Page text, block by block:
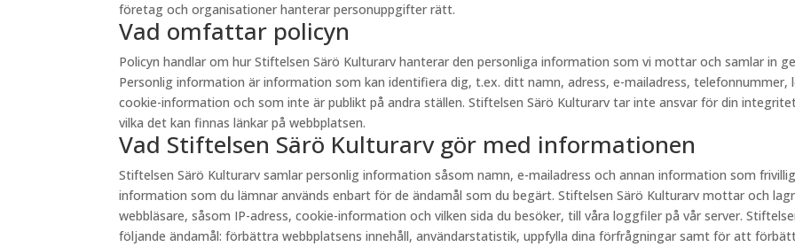
företag och organisationer hanterar personuppgifter rätt.
Vad omfattar policyn
Policyn handlar om hur Stiftelsen Särö Kulturarv hanterar den personliga information som vi mottar och samlar in
Personlig information är information som kan identifiera dig, t.ex. ditt namn, adress, e-mailadress, telefonnummer,
cookie-information och som inte är publikt på andra ställen. Stiftelsen Särö Kulturarv tar inte ansvar för din
vilka det kan finnas länkar på webbplatsen.
Vad Stiftelsen Särö Kulturarv gör med informationen
Stiftelsen Särö Kulturarv samlar personlig information såsom namn, e-mailadress och annan information som
information som du lämnar används enbart för de ändamål som du begärt. Stiftelsen Särö Kulturarv mottar och
webbläsare, såsom IP-adress, cookie-information och vilken sida du besöker, till våra loggfiler på vår server.
följande ändamål: förbättra webbplatsens innehåll, användarstatistik, uppfylla dina förfrågningar samt för att